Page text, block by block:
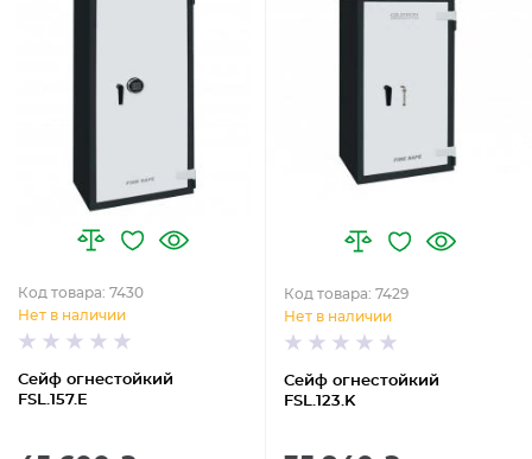
Сейф огнестойкий
FSL.157.E
Код товара: 7430
Нет в наличии
Сейф огнестойкий
FSL.123.K
Код товара: 7429
Нет в наличии